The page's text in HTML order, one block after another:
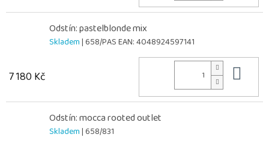
Odstín: pastelblonde mix
Skladem| 658/PASEAN:4048924597141
7 180 Kč
Odstín: mocca rooted outlet
Skladem| 658/831